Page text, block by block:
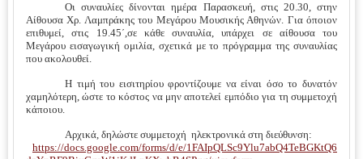
Οι συναυλίες δίνονται ημέρα Παρασκευή, στις 20.30, στην
Αίθουσα Χρ. Λαμπράκης του Μεγάρου Μουσικής Αθηνών. Για όποιον
επιθυμεί, στις 19.45΄,σε κάθε συναυλία, υπάρχει σε αίθουσα του
Μεγάρου εισαγωγική ομιλία, σχετικά με το πρόγραμμα της συναυλίας
που ακολουθεί.
Η τιμή του εισιτηρίου φροντίζουμε να είναι όσο το δυνατόν
χαμηλότερη, ώστε το κόστος να μην αποτελεί εμπόδιο για τη συμμετοχή
κάποιου.
Αρχικά, δηλώστε συμμετοχή ηλεκτρονικά στη διεύθυνση:
https://docs.google.com/forms/d/e/1FAIpQLSc9Ylu7abQ4TeBGKtQ6